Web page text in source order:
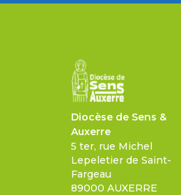
Diocèse de Sens &
Auxerre
5 ter, rue Michel
Lepeletier de Saint-
Fargeau
89000 AUXERRE